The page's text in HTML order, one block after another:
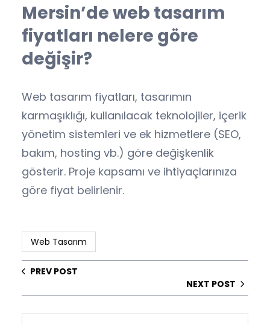
Mersin’de web tasarım
fiyatları nelere göre
değişir?
Web tasarım fiyatları, tasarımın
karmaşıklığı, kullanılacak teknolojiler, içerik
yönetim sistemleri ve ek hizmetlere (SEO,
bakım, hosting vb.) göre değişkenlik
gösterir. Proje kapsamı ve ihtiyaçlarınıza
göre fiyat belirlenir.
Web Tasarım
PREV POST
NEXT POST